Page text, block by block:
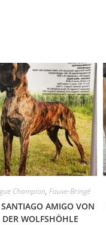
Champion,Fauve-Bringé
AMIGO VON
DER WOLFSHÖHLE